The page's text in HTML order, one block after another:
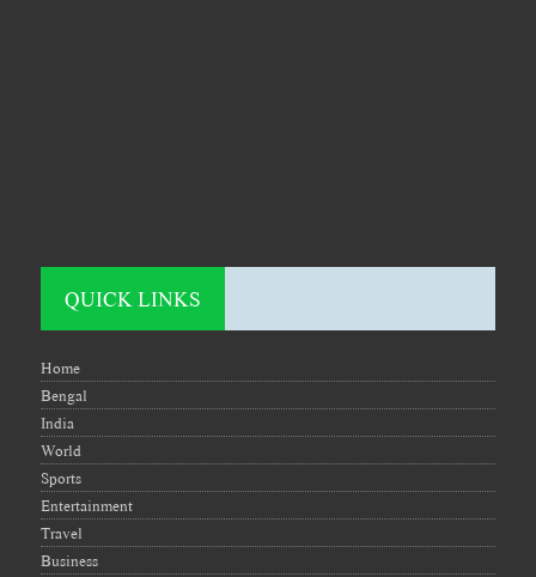
QUICK LINKS
Home
Bengal
India
World
Sports
Entertainment
Travel
Business